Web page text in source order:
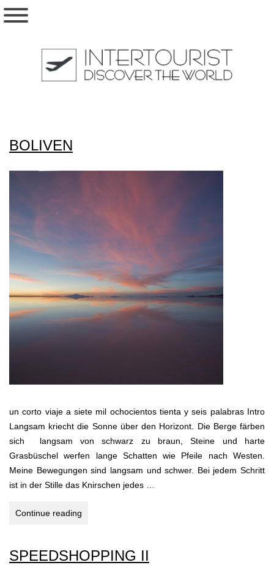
BOLIVEN
un corto viaje a siete mil ochocientos tienta y seis palabras Intro
Langsam kriecht die Sonne über den Horizont. Die Berge färben
sich langsam von schwarz zu braun, Steine und harte
Grasbüschel werfen lange Schatten wie Pfeile nach Westen.
Meine Bewegungen sind langsam und schwer. Bei jedem Schritt
ist in der Stille das Knirschen jedes …
Continue reading
SPEEDSHOPPING II